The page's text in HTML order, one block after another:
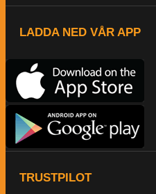
LADDA NED VÅR APP
TRUSTPILOT